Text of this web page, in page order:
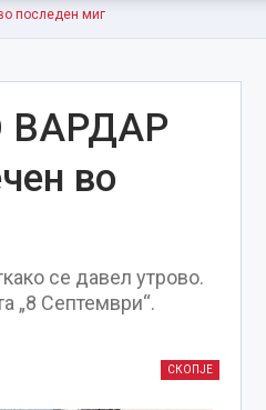
последен миг
ВАРДАР
во
се давел утрово.
„8 Септември“.
СКОПЈЕ